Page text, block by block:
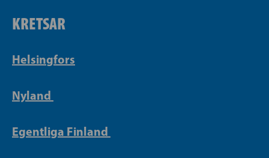
KRETSAR
Helsingfors
Nyland
Egentliga Finland